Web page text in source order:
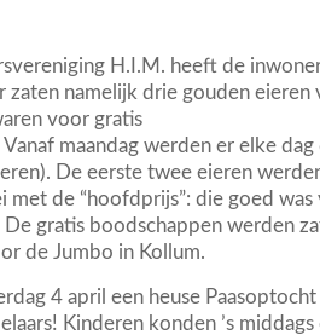
H.I.M. heeft de
zaten namelijk drie gouden
voor gratis
maandag werden er elke
De eerste twee eieren
met de “hoofdprijs”: die goed
De gratis boodschappen werden
de Jumbo in Kollum.
4 april een heuse
Kinderen konden ’s